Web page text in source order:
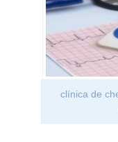
clínica de